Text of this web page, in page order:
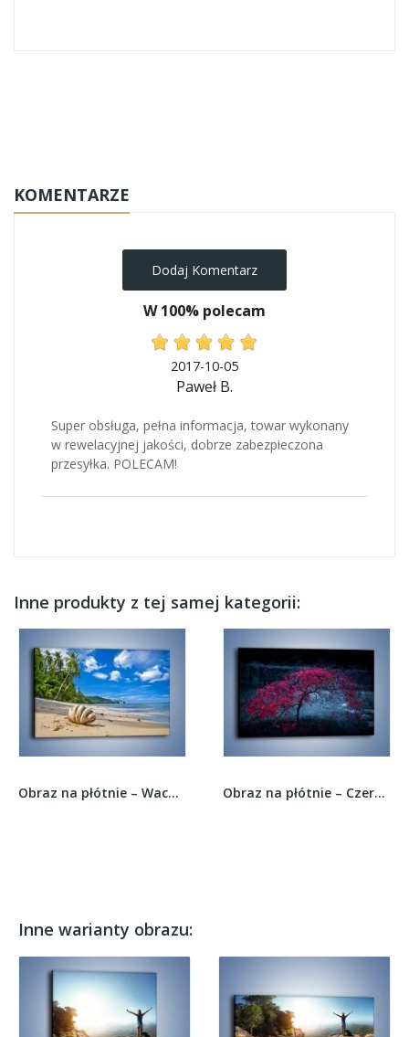
KOMENTARZE
Dodaj Komentarz
W 100% polecam
2017-10-05
Paweł B.
Super obsługa, pełna informacja, towar wykonany
w rewelacyjnej jakości, dobrze zabezpieczona
przesyłka. POLECAM!
Inne produkty z tej samej kategorii:
Obraz na płótnie – Wachlarz z muszli –... Obraz na płótnie – Czerwone płaczące drzewo –...
Inne warianty obrazu: